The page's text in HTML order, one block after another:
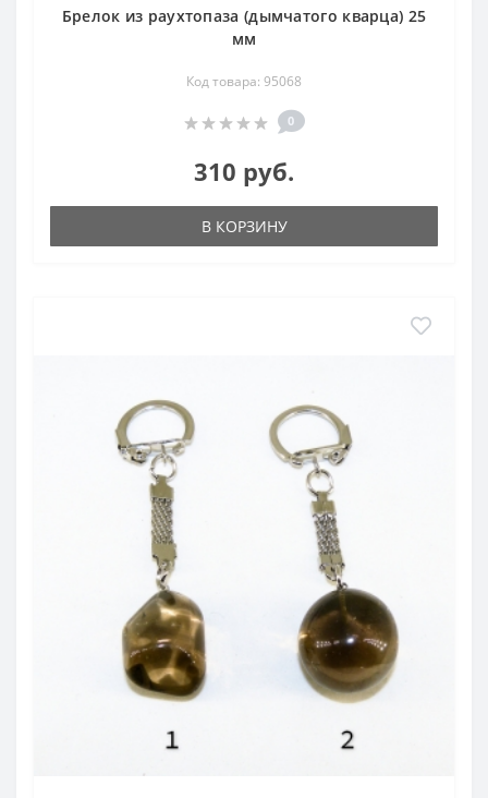
Брелок из раухтопаза (дымчатого кварца) 25
мм
Код товара: 95068
0
310 руб.
В КОРЗИНУ